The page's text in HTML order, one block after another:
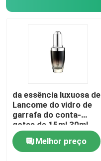
da essência luxuosa de
Lancome do vidro de
garrafa do conta-
gotas de 15ml 30ml
garrafa de gota vazia
do olhoMelhor preço